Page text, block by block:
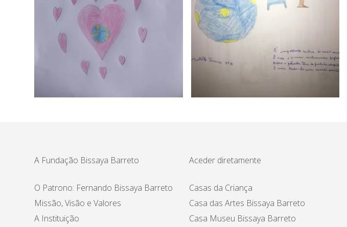
A Fundação Bissaya Barreto
O Patrono: Fernando Bissaya Barreto
Missão, Visão e Valores
A Instituição
Aceder diretamente
Casas da Criança
Casa das Artes Bissaya Barreto
Casa Museu Bissaya Barreto